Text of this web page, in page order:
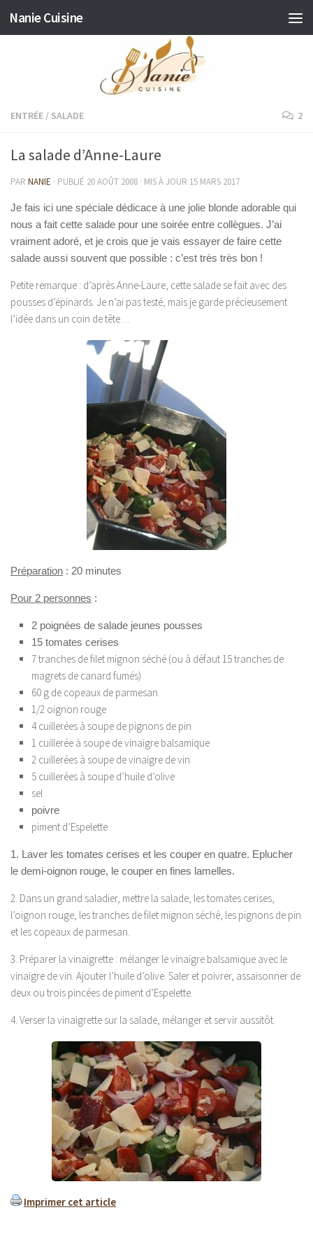
Skip to content
Nanie Cuisine
ENTRÉE / SALADE 2
La salade d’Anne-Laure
PAR NANIE · PUBLIÉ 20 AOÛT 2008 · MIS À JOUR 15 MARS 2017
Je fais ici une spéciale dédicace à une jolie blonde adorable qui
nous a fait cette salade pour une soirée entre collègues. J’ai
vraiment adoré, et je crois que je vais essayer de faire cette
salade aussi souvent que possible : c’est très très bon !
Petite remarque : d’après Anne-Laure, cette salade se fait avec des
pousses d’épinards. Je n’ai pas testé, mais je garde précieusement
l’idée dans un coin de tête…
Préparation : 20 minutes
Pour 2 personnes :
2 poignées de salade jeunes pousses
15 tomates cerises
7 tranches de filet mignon séché (ou à défaut 15 tranches de
magrets de canard fumés)
60 g de copeaux de parmesan
1/2 oignon rouge
4 cuillerées à soupe de pignons de pin
1 cuillerée à soupe de vinaigre balsamique
2 cuillerées à soupe de vinaigre de vin
5 cuillerées à soupe d’huile d’olive
sel
poivre
piment d’Espelette
1. Laver les tomates cerises et les couper en quatre. Eplucher
le demi-oignon rouge, le couper en fines lamelles.
2. Dans un grand saladier, mettre la salade, les tomates cerises,
l’oignon rouge, les tranches de filet mignon séché, les pignons de pin
et les copeaux de parmesan.
3. Préparer la vinaigrette : mélanger le vinaigre balsamique avec le
vinaigre de vin. Ajouter l’huile d’olive. Saler et poivrer, assaisonner de
deux ou trois pincées de piment d’Espelette.
4. Verser la vinaigrette sur la salade, mélanger et servir aussitôt.
Imprimer cet article